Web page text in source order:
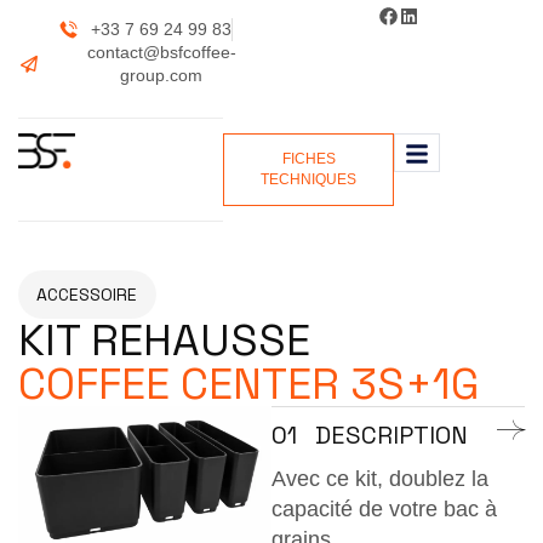
+33 7 69 24 99 83
contact@bsfcoffee-
group.com
FICHES
TECHNIQUES
ACCESSOIRE
KIT REHAUSSE
COFFEE CENTER 3S+1G
01 DESCRIPTION
Avec ce kit, doublez la
capacité de votre bac à